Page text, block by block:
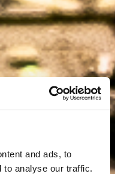
and ads, to
to analyse our traffic.